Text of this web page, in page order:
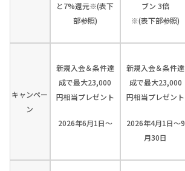
と7%還元※(表下
部参照)
ブン 3倍
※(表下部参照)
キャンペー
ン
新規入会＆条件達
成で最大23,000
円相当プレゼント
2026年6月1日～
新規入会＆条件達
成で最大23,000
円相当プレゼント
2026年4月1日～9
月30日